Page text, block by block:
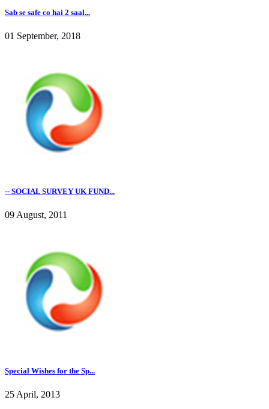
Sab se safe co hai 2 saal...
01 September, 2018
-- SOCIAL SURVEY UK FUND...
09 August, 2011
Special Wishes for the Sp...
25 April, 2013